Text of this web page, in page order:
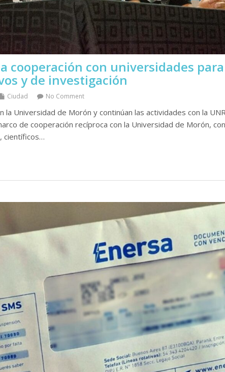
cooperación con universidades para
y de investigación
Ciudad No Comment
la Universidad de Morón y continúan las actividades con la
de cooperación recíproca con la Universidad de Morón,
científicos…